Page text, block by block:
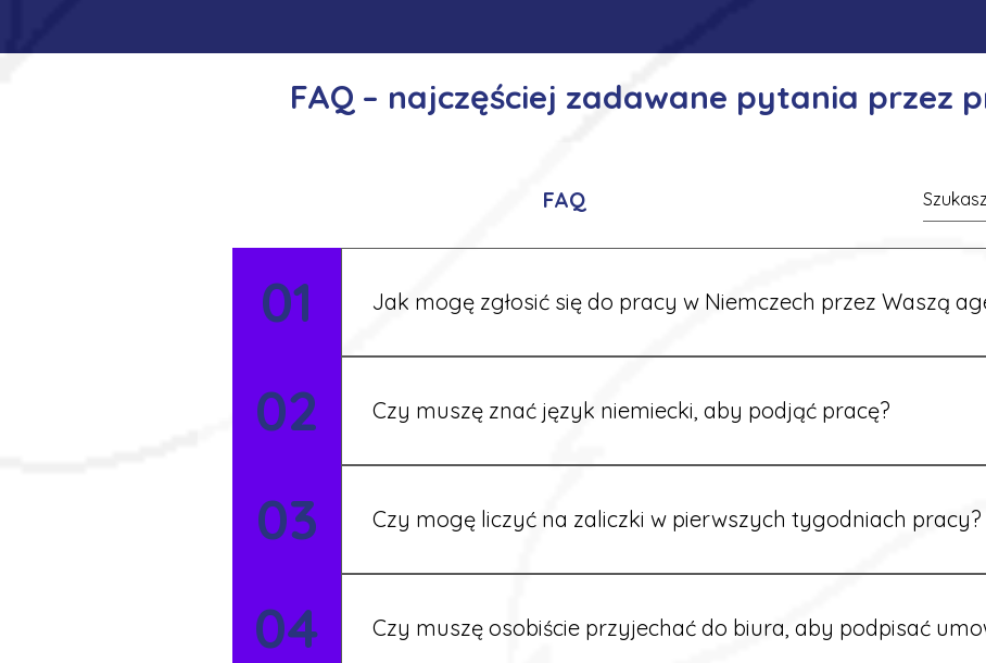
FAQ – najczęściej zadawane pytania przez
FAQ
01 Jak mogę zgłosić się do pracy w Niemczech przez Waszą
Możesz wypełnić formularz zgłoszeniowy na naszej stronie lub
02 Czy muszę znać język niemiecki, aby podjąć pracę?
Nie zawsze – wiele ofert nie wymaga znajomości języka. Jeśli jednak znasz
03 Czy mogę liczyć na zaliczki w pierwszych tygodniach pracy?
Tak, w wyjątkowych sytuacjach możesz otrzymać zaliczkę po
04 Czy muszę osobiście przyjechać do biura, aby podpisać